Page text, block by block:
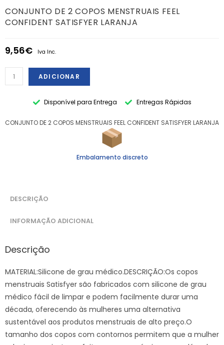
CONJUNTO DE 2 COPOS MENSTRUAIS FEEL
CONFIDENT SATISFYER LARANJA
9,56€ Iva Inc.
ADICIONAR
Disponível para Entrega Entregas Rápidas
CONJUNTO DE 2 COPOS MENSTRUAIS FEEL CONFIDENT SATISFYER LARANJA
Embalamento discreto
DESCRIÇÃO
INFORMAÇÃO ADICIONAL
Descrição
MATERIAL:Silicone de grau médico.DESCRIÇÃO:Os copos
menstruais Satisfyer são fabricados com silicone de grau
médico fácil de limpar e podem facilmente durar uma
década, oferecendo às mulheres uma alternativa
sustentável aos produtos menstruais de alto preço.O
tamanho dos copos com contornos permitem que a mulher